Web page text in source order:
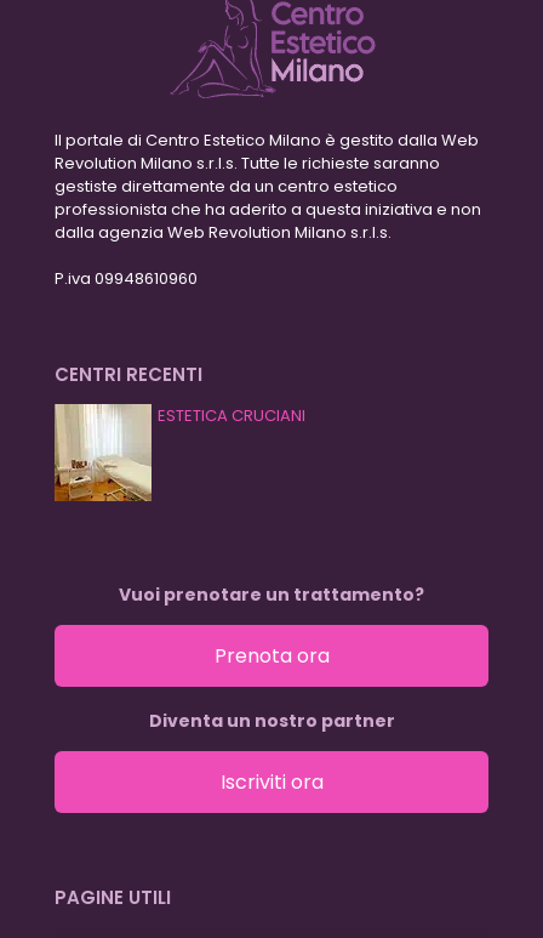
Il portale di Centro Estetico Milano è gestito dalla Web
Revolution Milano s.r.l.s. Tutte le richieste saranno
gestiste direttamente da un centro estetico
professionista che ha aderito a questa iniziativa e non
dalla agenzia Web Revolution Milano s.r.l.s.
P.iva 09948610960
CENTRI RECENTI
ESTETICA CRUCIANI
Vuoi prenotare un trattamento?
Prenota ora
Diventa un nostro partner
Iscriviti ora
PAGINE UTILI